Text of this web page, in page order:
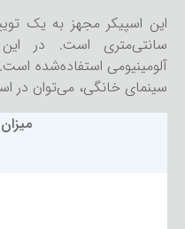
سانتی‌متری است. در
آلومینیومی استفاده‌شده
سینمای خانگی، می‌توان در